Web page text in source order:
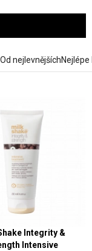
Od nejlevnějších
Integrity &
Intensive